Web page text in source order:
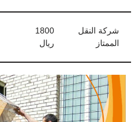
شركة النقل
الممتاز
1800
ريال